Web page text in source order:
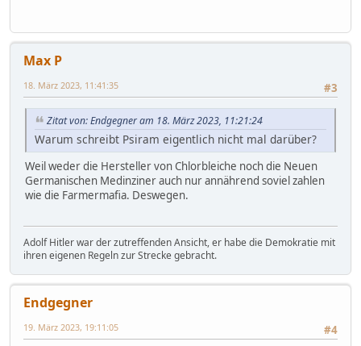
Max P
#3
18. März 2023, 11:41:35
Zitat von: Endgegner am 18. März 2023, 11:21:24
Warum schreibt Psiram eigentlich nicht mal darüber?
Weil weder die Hersteller von Chlorbleiche noch die Neuen
Germanischen Medinziner auch nur annährend soviel zahlen
wie die Farmermafia. Deswegen.
Adolf Hitler war der zutreffenden Ansicht, er habe die Demokratie mit
ihren eigenen Regeln zur Strecke gebracht.
Endgegner
#4
19. März 2023, 19:11:05